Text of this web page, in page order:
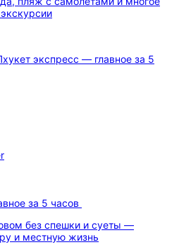
за 5 часов
без спешки и суеты —
и местную жизнь